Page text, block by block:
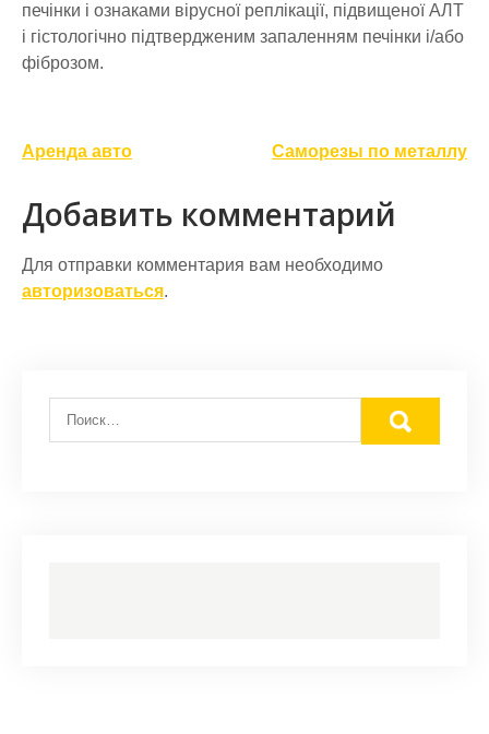
печінки і ознаками вірусної реплікації, підвищеної АЛТ
і гістологічно підтвердженим запаленням печінки і/або
фіброзом.
Навигация
записям
Аренда авто Саморезы по металлу
Добавить комментарий
Для отправки комментария вам необходимо
авторизоваться.